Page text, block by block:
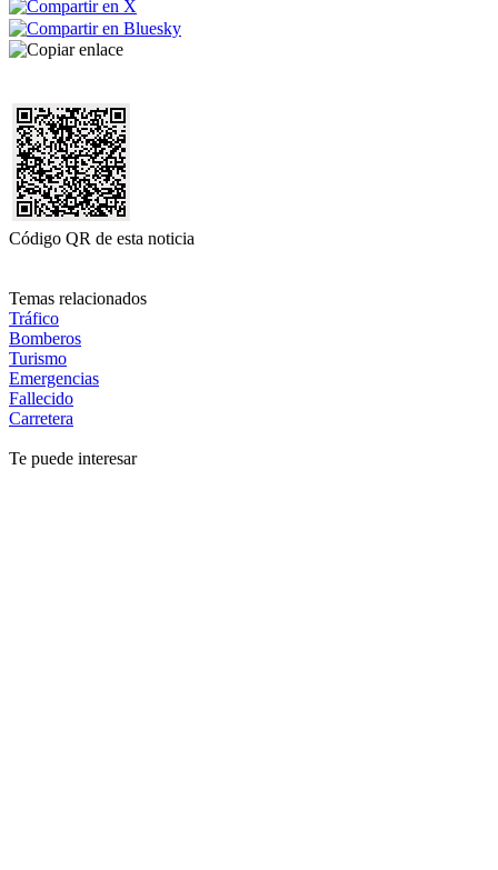
Código QR de esta noticia
Temas relacionados
Tráfico
Bomberos
Turismo
Emergencias
Fallecido
Carretera
Te puede interesar